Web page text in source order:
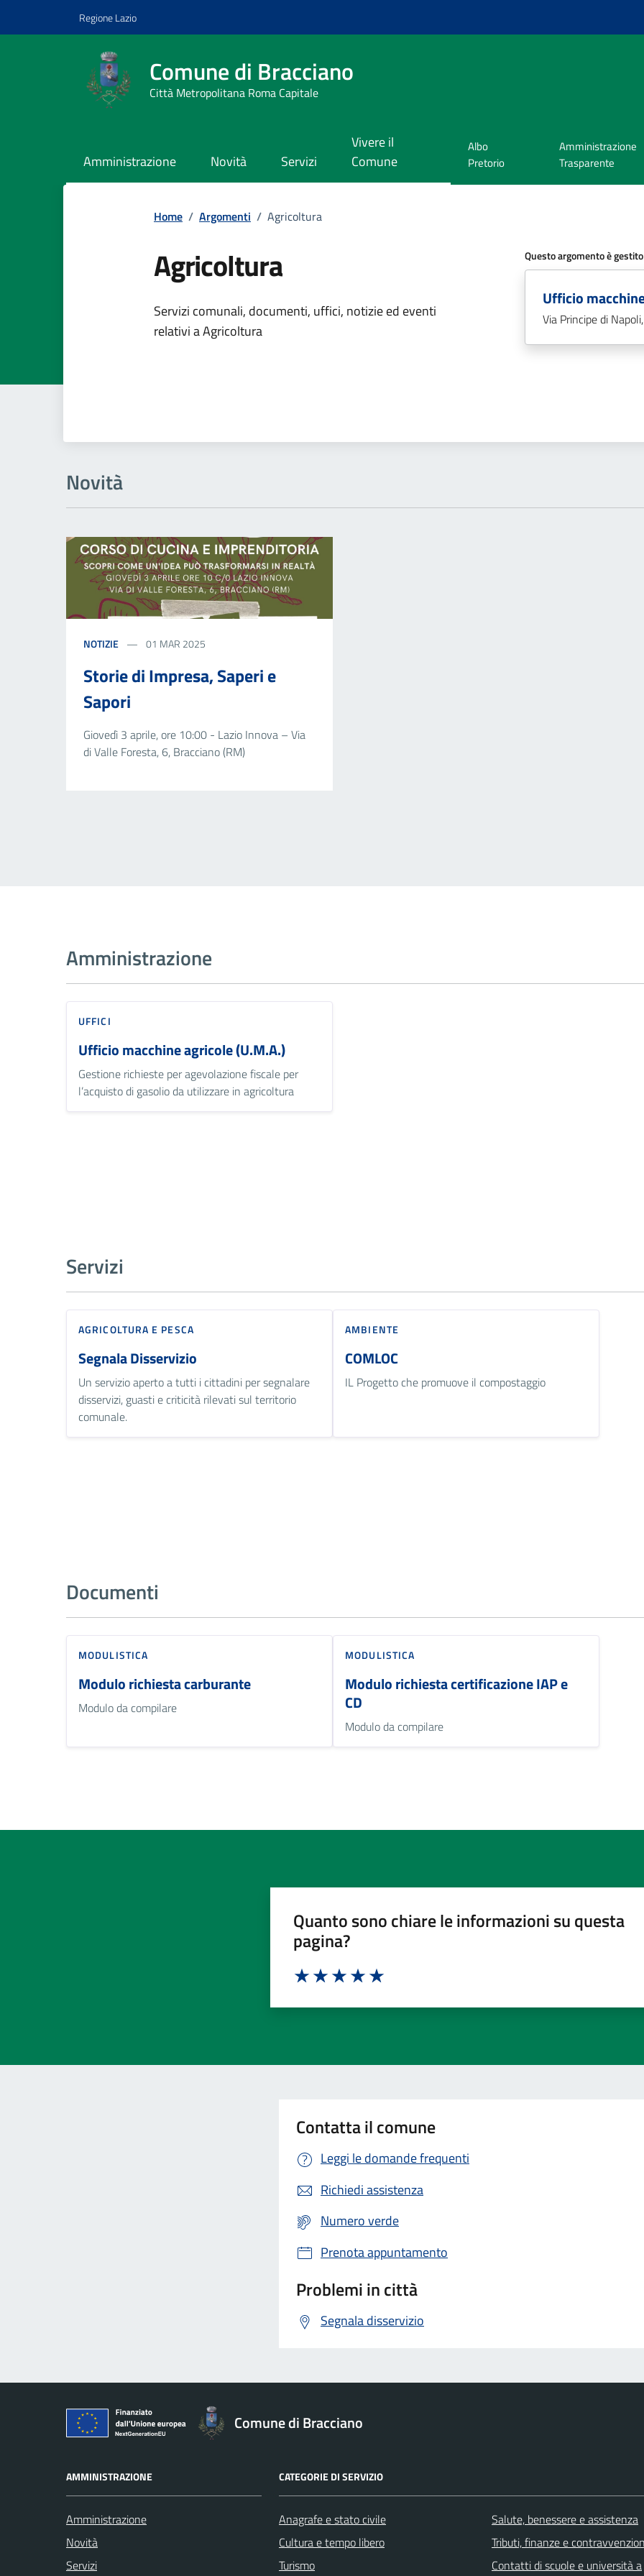
Regione Lazio
Comune di Bracciano
Città Metropolitana Roma Capitale
Amministrazione Novità Servizi
Vivere il
Comune
Albo
Pretorio
Amministrazione
Trasparente
Home / Argomenti / Agricoltura
Agricoltura
Dettagli dell'argomento
Servizi comunali, documenti, uffici, notizie ed eventi
relativi a Agricoltura
Questo argomento è
Ufficio
Via Principe di
Novità
NOTIZIE 01 MAR 2025
Storie di Impresa, Saperi e
Sapori
Giovedì 3 aprile, ore 10:00 - Lazio Innova – Via
di Valle Foresta, 6, Bracciano (RM)
Amministrazione
UFFICI
Ufficio macchine agricole (U.M.A.)
Gestione richieste per agevolazione fiscale per
l’acquisto di gasolio da utilizzare in agricoltura
Servizi
AGRICOLTURA E PESCA
Segnala Disservizio
Un servizio aperto a tutti i cittadini per segnalare
disservizi, guasti e criticità rilevati sul territorio
comunale.
AMBIENTE
COMLOC
IL Progetto che promuove il compostaggio
Documenti
MODULISTICA
Modulo richiesta carburante
Modulo da compilare
MODULISTICA
Modulo richiesta certificazione IAP e
CD
Modulo da compilare
Quanto sono chiare le informazioni su questa
pagina?
Contatta il comune
Leggi le domande frequenti
Richiedi assistenza
Numero verde
Prenota appuntamento
Problemi in città
Segnala disservizio
Comune di Bracciano
AMMINISTRAZIONE
Amministrazione
Novità
Servizi
CATEGORIE DI SERVIZIO
Anagrafe e stato civile
Cultura e tempo libero
Turismo
Salute, benessere e assistenza
Tributi, finanze e
Contatti di scuole e università a